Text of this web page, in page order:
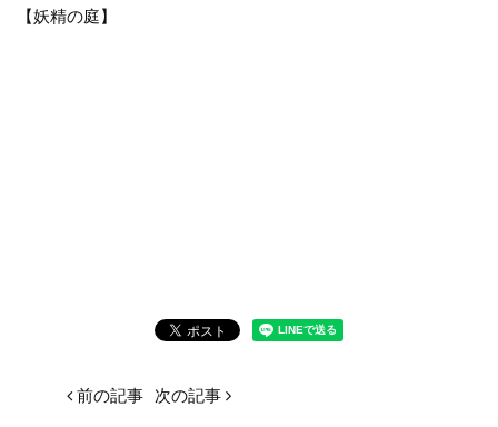
【妖精の庭】
前の記事 次の記事